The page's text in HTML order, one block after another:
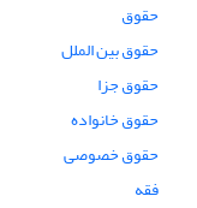
حقوق
حقوق بین الملل
حقوق جزا
حقوق خانواده
حقوق خصوصی
فقه